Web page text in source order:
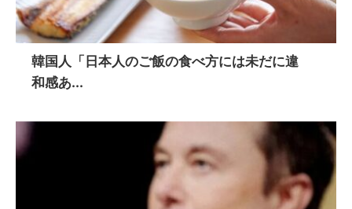
韓国人「日本人のご飯の食べ方には未だに違
和感あ...